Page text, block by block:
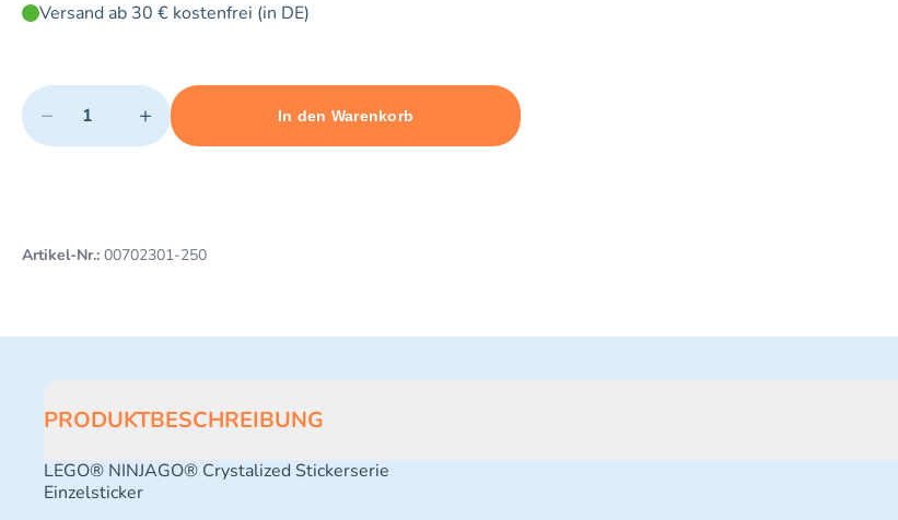
Versand ab 30 € kostenfrei (in DE)
Quantity
− +
Minimum quantity: 1 Maximum quantity: 3
In den Warenkorb
Add 1 item to cart
Artikel-Nr.: 00702301-250
PRODUKTBESCHREIBUNG
LEGO® NINJAGO® Crystalized Stickerserie
Einzelsticker